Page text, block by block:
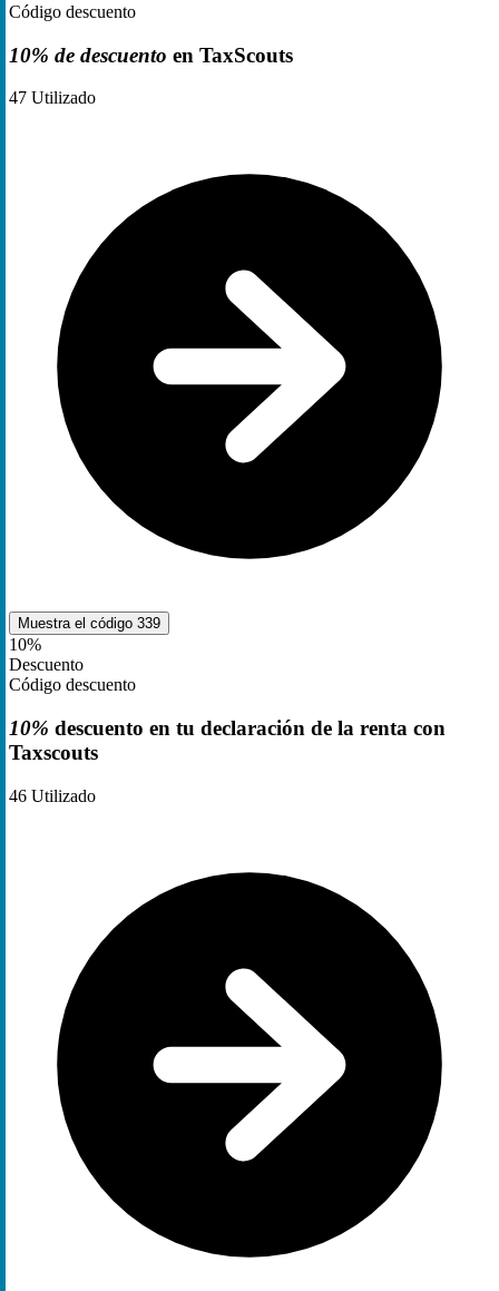
Código descuento
10% de descuento en TaxScouts
47 Utilizado
Muestra el código 339
10%
Descuento
Código descuento
10% descuento en tu declaración de la renta con
Taxscouts
46 Utilizado